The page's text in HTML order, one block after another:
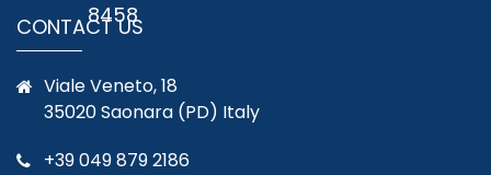
8458
CONTACT US
Viale Veneto, 18
35020 Saonara (PD) Italy
+39 049 879 2186